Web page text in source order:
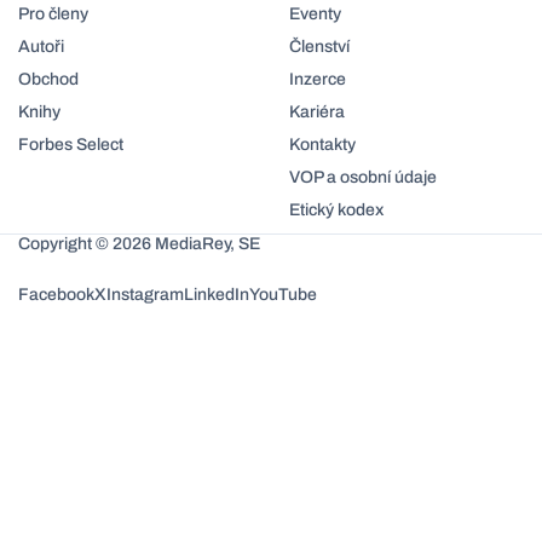
Pro členy
Autoři
Obchod
Knihy
Forbes Select
Eventy
Členství
Inzerce
Kariéra
Kontakty
VOP a osobní údaje
Etický kodex
Copyright © 2026 MediaRey, SE
FacebookXInstagramLinkedInYouTube